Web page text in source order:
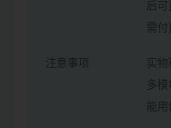
后
需
注意事项
实物
多
能